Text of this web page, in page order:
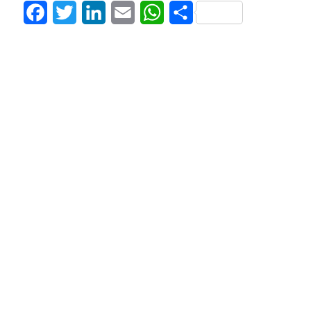
FacebookTwitter LinkedInEmail WhatsApp
Share